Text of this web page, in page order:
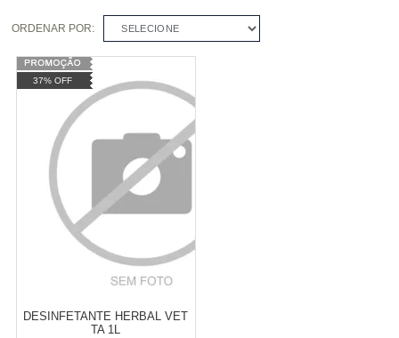
ORDENAR POR: SELECIONE
37% OFF
DESINFETANTE HERBAL VET
TA 1L